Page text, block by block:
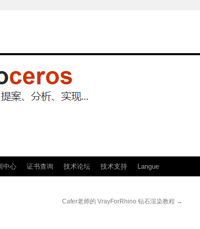
中心 证书查询 技术论坛 技术支持 Langue
Cafer老师的 VrayForRhino 钻石渲染教程 →